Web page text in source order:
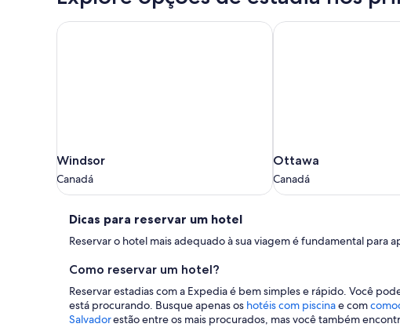
Windsor
Canadá
Windsor
Canadá
Windsor
Ottawa
Canadá
Ottawa
Canadá
Ottawa
Dicas
para
reservar
um
hotel
Dicas para reservar um hotel
Reservar o hotel mais adequado à sua viagem é fundamental para
Como reservar um hotel?
Reservar estadias com a Expedia é bem simples e rápido. Você
está procurando. Busque apenas os hotéis com piscinae com
Salvadorestão entre os mais procurados, mas você também